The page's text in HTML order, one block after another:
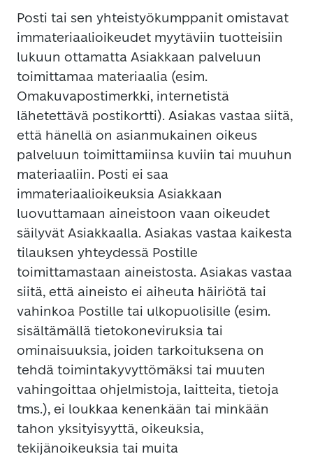
Posti tai sen yhteistyökumppanit omistavat
immateriaalioikeudet myytäviin tuotteisiin
lukuun ottamatta Asiakkaan palveluun
toimittamaa materiaalia (esim.
Omakuvapostimerkki, internetistä
lähetettävä postikortti). Asiakas vastaa siitä,
että hänellä on asianmukainen oikeus
palveluun toimittamiinsa kuviin tai muuhun
materiaaliin. Posti ei saa
immateriaalioikeuksia Asiakkaan
luovuttamaan aineistoon vaan oikeudet
säilyvät Asiakkaalla. Asiakas vastaa kaikesta
tilauksen yhteydessä Postille
toimittamastaan aineistosta. Asiakas vastaa
siitä, että aineisto ei aiheuta häiriötä tai
vahinkoa Postille tai ulkopuolisille (esim.
sisältämällä tietokoneviruksia tai
ominaisuuksia, joiden tarkoituksena on
tehdä toimintakyvyttömäksi tai muuten
vahingoittaa ohjelmistoja, laitteita, tietoja
tms.), ei loukkaa kenenkään tai minkään
tahon yksityisyyttä, oikeuksia,
tekijänoikeuksia tai muita